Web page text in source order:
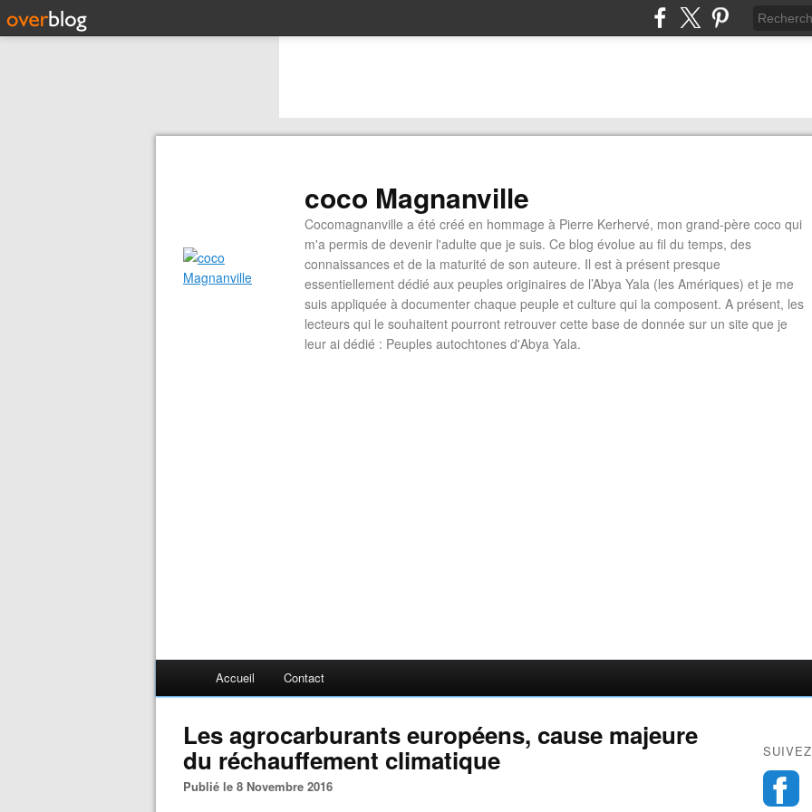
coco Magnanville
Cocomagnanville a été créé en hommage à Pierre Kerhervé, mon grand-père coco qui
m'a permis de devenir l'adulte que je suis. Ce blog évolue au fil du temps, des
connaissances et de la maturité de son auteure. Il est à présent presque
essentiellement dédié aux peuples originaires de l’Abya Yala (les Amériques) et je me
suis appliquée à documenter chaque peuple et culture qui la composent. A présent, les
lecteurs qui le souhaitent pourront retrouver cette base de donnée sur un site que je
leur ai dédié : Peuples autochtones d'Abya Yala.
Accueil Contact
Les agrocarburants européens, cause majeure
du réchauffement climatique
Publié le 8 Novembre 2016